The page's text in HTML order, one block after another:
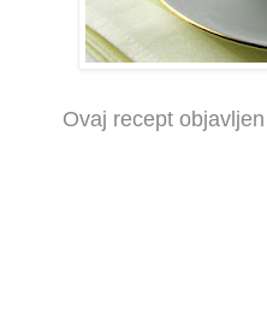
Ovaj recept